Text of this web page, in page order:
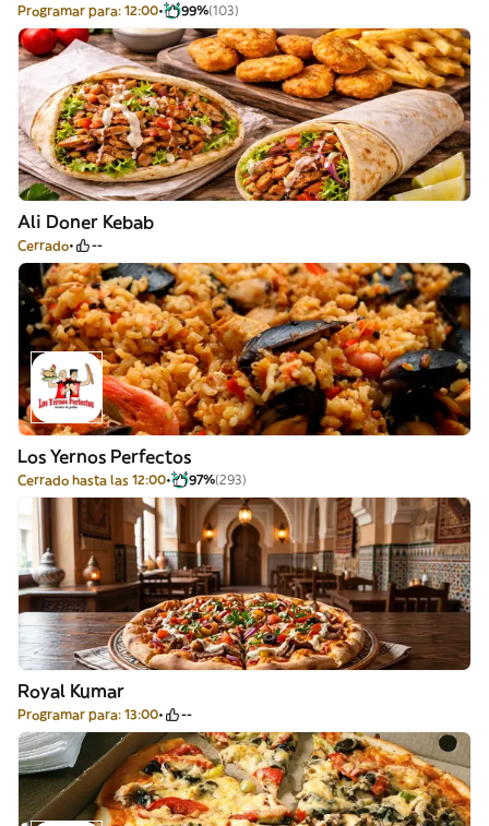
Programar para: 12:00 99%(103)
Ali Doner Kebab
Cerrado --
Los Yernos Perfectos
Cerrado hasta las 12:00 97%(293)
Royal Kumar
Programar para: 13:00 --